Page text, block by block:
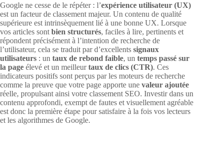
Google ne cesse de le répéter : l’expérience utilisateur (UX)
est un facteur de classement majeur. Un contenu de qualité
supérieure est intrinsèquement lié à une bonne UX. Lorsque
vos articles sont bien structurés, faciles à lire, pertinents et
répondent précisément à l’intention de recherche de
l’utilisateur, cela se traduit par d’excellents signaux
utilisateurs : un taux de rebond faible, un temps passé sur
la page élevé et un meilleurtaux de clics (CTR). Ces
indicateurs positifs sont perçus par les moteurs de recherche
comme la preuve que votre page apporte une valeur ajoutée
réelle, propulsant ainsi votre classement SEO. Investir dans un
contenu approfondi, exempt de fautes et visuellement agréable
est donc la première étape pour satisfaire à la fois vos lecteurs
et les algorithmes de Google.